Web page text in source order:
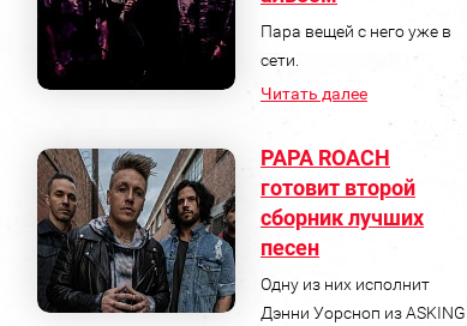
Пара вещей с него уже в
сети.
Читать далее
PAPA ROACH
готовит второй
сборник лучших
песен
Одну из них исполнит
Дэнни Уорсноп из ASKING